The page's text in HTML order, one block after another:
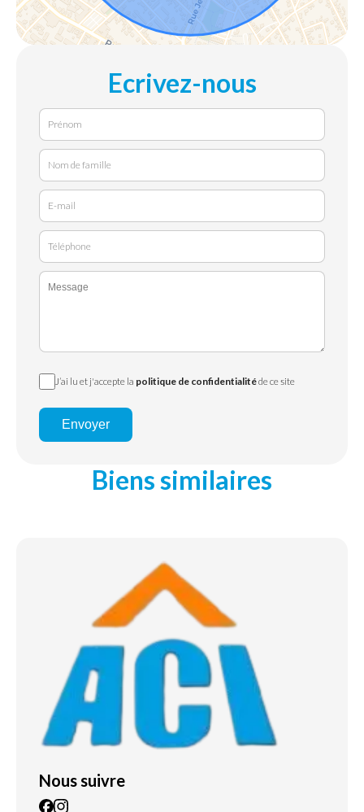
Ecrivez-nous
J’ai lu et j'accepte la politique de confidentialitéde ce site
Envoyer
Biens similaires
Nous suivre